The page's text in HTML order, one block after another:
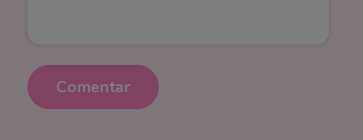
Comentar